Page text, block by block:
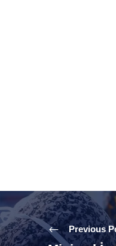
Previous